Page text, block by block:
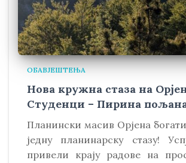
ОБАВЈЕШТЕЊА
Нова кружна стаза на
Студенци – Пирина
Планински масив Орјена
једну планинарску стазу!
привели крају радове на